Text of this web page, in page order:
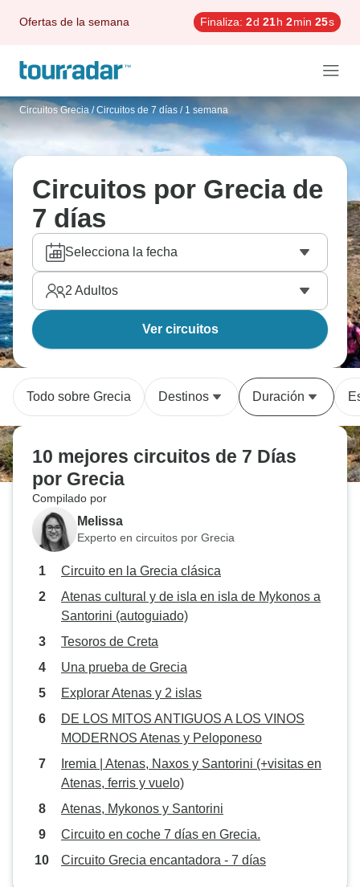
Ofertas de la semana Finaliza: 2d 21h 2min 24s
Circuitos Grecia / Circuitos de 7 días / 1 semana
Circuitos por Grecia de
7 días
Selecciona la fecha
2 Adultos
Ver circuitos
Todo sobre Grecia Destinos Duración
10 mejores circuitos de 7 Días
por Grecia
Compilado por
Melissa
Experto en circuitos por Grecia
Circuito en la Grecia clásica
Atenas cultural y de isla en isla de Mykonos a
Santorini (autoguiado)
Tesoros de Creta
Una prueba de Grecia
Explorar Atenas y 2 islas
DE LOS MITOS ANTIGUOS A LOS VINOS
MODERNOS Atenas y Peloponeso
Iremia | Atenas, Naxos y Santorini (+visitas en
Atenas, ferris y vuelo)
Atenas, Mykonos y Santorini
Circuito en coche 7 días en Grecia.
Circuito Grecia encantadora - 7 días